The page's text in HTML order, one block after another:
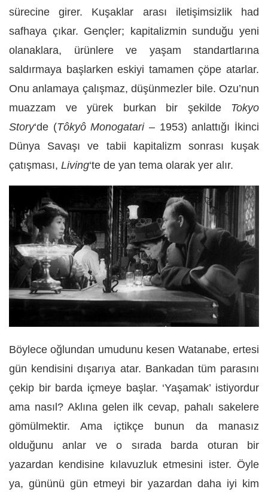
sürecine girer. Kuşaklar arası iletişimsizlik had
safhaya çıkar. Gençler; kapitalizmin sunduğu yeni
olanaklara, ürünlere ve yaşam standartlarına
saldırmaya başlarken eskiyi tamamen çöpe atarlar.
Onu anlamaya çalışmaz, düşünmezler bile. Ozu’nun
muazzam ve yürek burkan bir şekilde Tokyo
Story‘de (Tôkyô Monogatari– 1953) anlattığı İkinci
Dünya Savaşı ve tabii kapitalizm sonrası kuşak
çatışması, Living‘te de yan tema olarak yer alır.
Böylece oğlundan umudunu kesen Watanabe, ertesi
gün kendisini dışarıya atar. Bankadan tüm parasını
çekip bir barda içmeye başlar. ‘Yaşamak’ istiyordur
ama nasıl? Aklına gelen ilk cevap, pahalı sakelere
gömülmektir. Ama içtikçe bunun da manasız
olduğunu anlar ve o sırada barda oturan bir
yazardan kendisine kılavuzluk etmesini ister. Öyle
ya, gününü gün etmeyi bir yazardan daha iyi kim